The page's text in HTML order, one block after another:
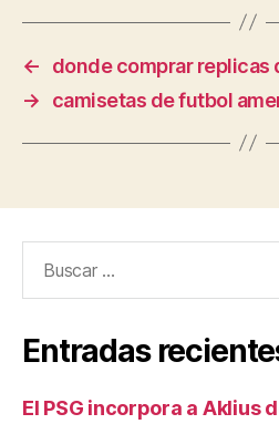
←
donde comprar replicas
→
camisetas de futbol
Entradas
El PSG incorpora a Aklius